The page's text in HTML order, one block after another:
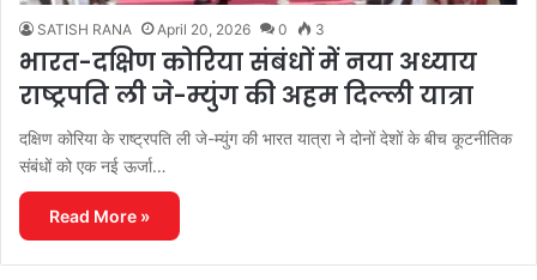
SATISH RANA April 20, 2026 0 3
भारत-दक्षिण कोरिया संबंधों में नया अध्याय
राष्ट्रपति ली जे-म्युंग की अहम दिल्ली यात्रा
दक्षिण कोरिया के राष्ट्रपति ली जे-म्युंग की भारत यात्रा ने दोनों देशों के बीच कूटनीतिक
संबंधों को एक नई ऊर्जा…
Read More »